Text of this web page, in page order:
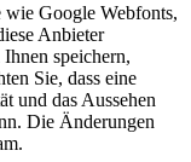
wie Google Webfonts,
Anbieter
speichern,
Sie, dass eine
und das Aussehen
Die Änderungen